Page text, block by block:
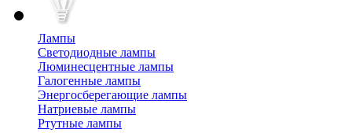
Лампы
Cветодиодные лампы
Люминесцентные лампы
Галогенные лампы
Энергосберегающие лампы
Натриевые лампы
Ртутные лампы